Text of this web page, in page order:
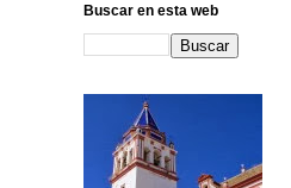
Buscar en esta web